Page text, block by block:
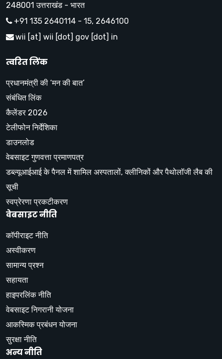
248001 उत्तराखंड - भारत
+91 135 2640114 - 15, 2646100
wii [at] wii [dot] gov [dot] in
त्वरित लिंक
प्रधानमंत्री की ‘मन की बात’
संबंधित लिंक
कैलेंडर 2026
टेलीफोन निर्देशिका
डाउनलोड
वेबसाइट गुणवत्ता प्रमाणपत्र
डब्ल्यूआईआई के पैनल में शामिल अस्पतालों, क्लीनिकों और पैथोलॉजी लैब की
सूची
स्वप्रेरणा प्रकटीकरण
वेबसाइट नीति
कॉपीराइट नीति
अस्वीकरण
सामान्य प्रश्न
सहायता
हाइपरलिंक नीति
वेबसाइट निगरानी योजना
आकस्मिक प्रबंधन योजना
सुरक्षा नीति
अन्य नीति